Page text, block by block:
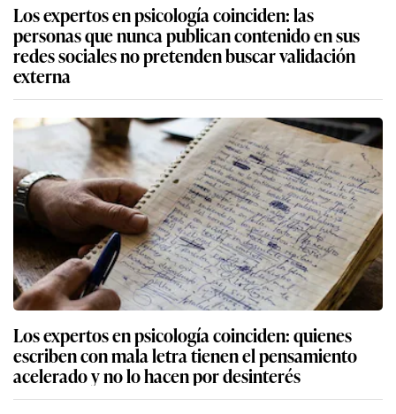
Los expertos en psicología coinciden: las
personas que nunca publican contenido en sus
redes sociales no pretenden buscar validación
externa
Los expertos en psicología coinciden: quienes
escriben con mala letra tienen el pensamiento
acelerado y no lo hacen por desinterés